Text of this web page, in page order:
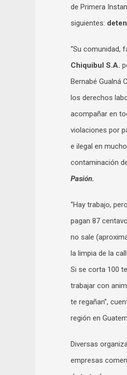
de Primera
siguientes:
“Su comunidad,
Chiquibul S.A.
Bernabé Gualná
los derechos
acompañar en
violaciones por
e ilegal en
contaminación
Pasión.
“Hay trabajo,
pagan 87
no sale
la limpia de la
Si se corta 100
trabajar con
te regañan”,
región en
Diversas
empresas